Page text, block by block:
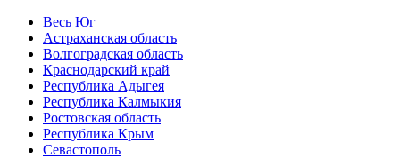
Весь Юг
Астраханская область
Волгоградская область
Краснодарский край
Республика Адыгея
Республика Калмыкия
Ростовская область
Республика Крым
Севастополь